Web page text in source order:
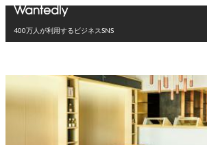
400万人が利用するビジネスSNS